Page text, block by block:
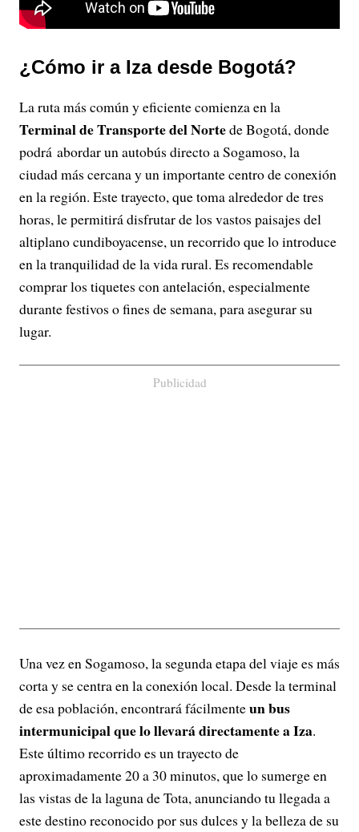
¿Cómo ir a Iza desde Bogotá?
La ruta más común y eficiente comienza en la
Terminal de Transporte del Nortede Bogotá, donde
podrá abordar un autobús directo a Sogamoso, la
ciudad más cercana y un importante centro de conexión
en la región. Este trayecto, que toma alrededor de tres
horas, le permitirá disfrutar de los vastos paisajes del
altiplano cundiboyacense, un recorrido que lo introduce
en la tranquilidad de la vida rural. Es recomendable
comprar los tiquetes con antelación, especialmente
durante festivos o fines de semana, para asegurar su
lugar.
Publicidad
Una vez en Sogamoso, la segunda etapa del viaje es más
corta y se centra en la conexión local. Desde la terminal
de esa población, encontrará fácilmenteun bus
intermunicipal que lo llevará directamente a Iza.
Este último recorrido es un trayecto de
aproximadamente 20 a 30 minutos, que lo sumerge en
las vistas de la laguna de Tota, anunciando tu llegada a
este destino reconocido por sus dulces y la belleza de su